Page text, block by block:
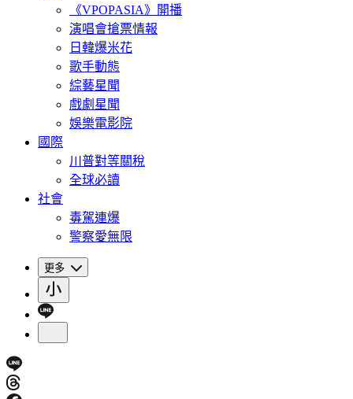
《VPOPASIA》開播
演唱會搶票情報
日韓爆米花
歌手動態
綜藝星聞
戲劇星聞
娛樂電影院
國際
川普對等關稅
全球必讀
社會
毒駕連爆
警察愛無限
更多